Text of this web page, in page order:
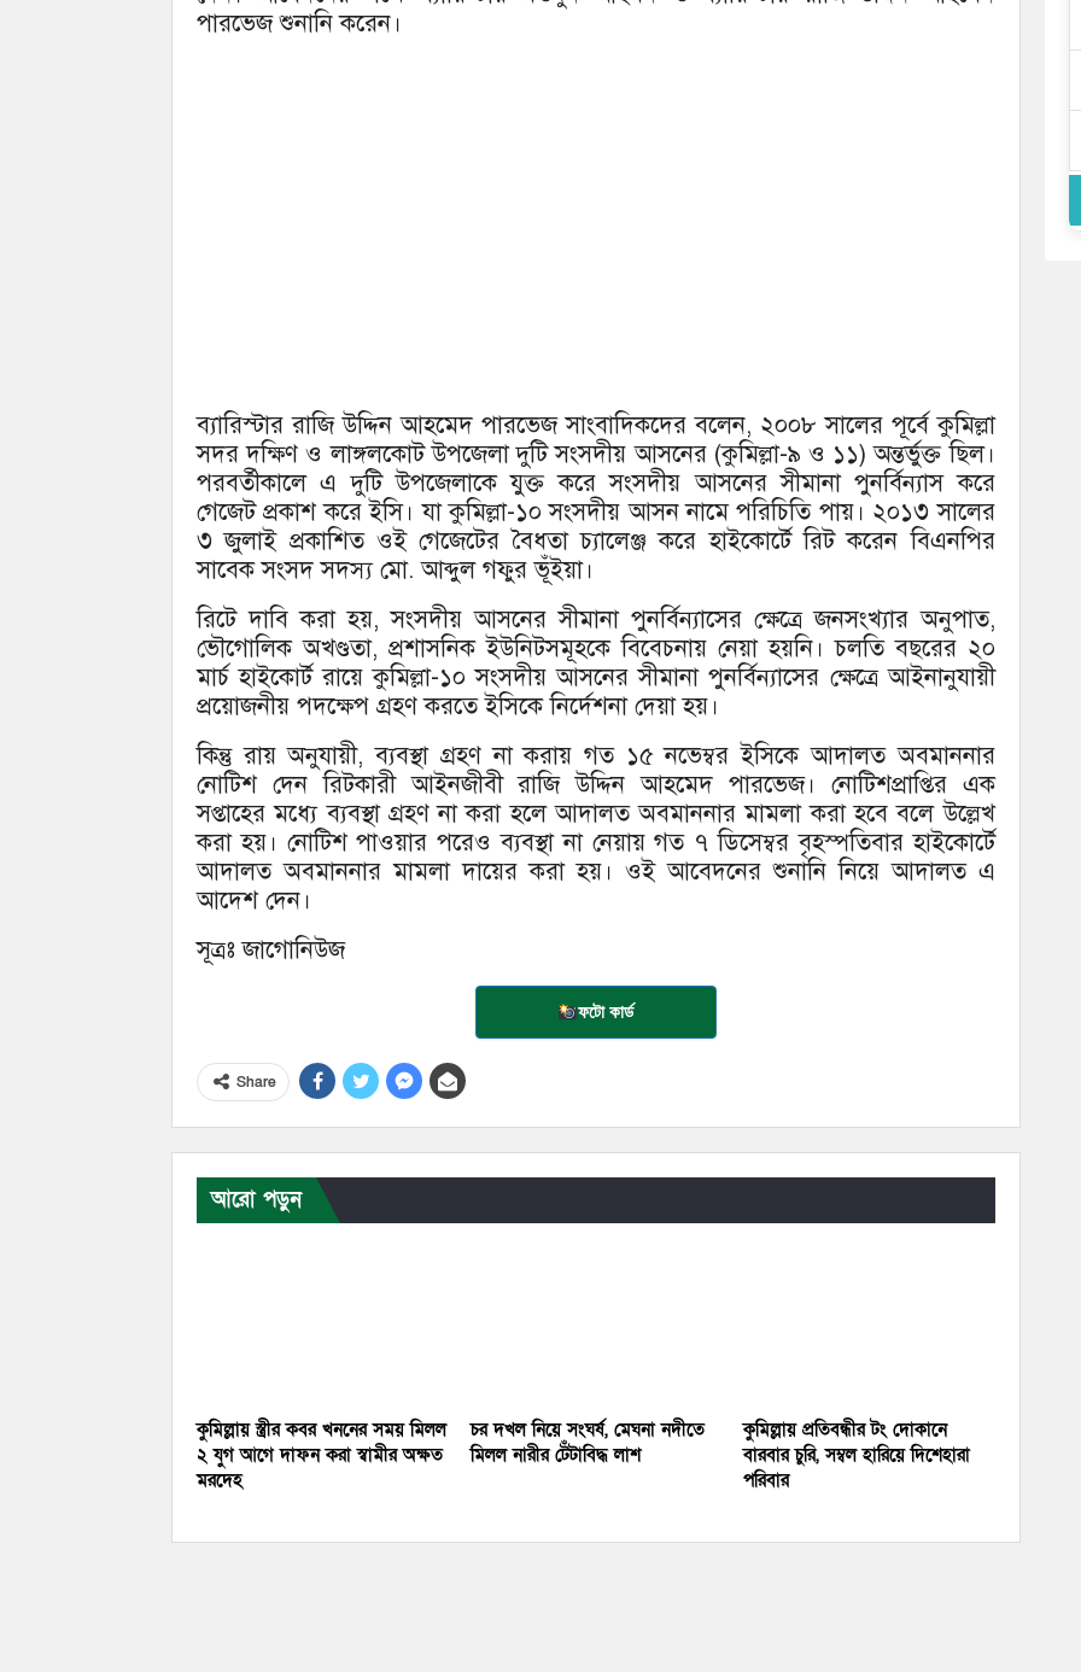
পারভেজ শুনানি করেন।
ব্যারিস্টার রাজি উদ্দিন আহমেদ পারভেজ সাংবাদিকদের বলেন, ২০০৮ সালের পূর্বে কুমিল্লা
সদর দক্ষিণ ও লাঙ্গলকোট উপজেলা দুটি সংসদীয় আসনের (কুমিল্লা-৯ ও ১১) অন্তর্ভুক্ত ছিল।
পরবর্তীকালে এ দুটি উপজেলাকে যুক্ত করে সংসদীয় আসনের সীমানা পুনর্বিন্যাস করে
গেজেট প্রকাশ করে ইসি। যা কুমিল্লা-১০ সংসদীয় আসন নামে পরিচিতি পায়। ২০১৩ সালের
৩ জুলাই প্রকাশিত ওই গেজেটের বৈধতা চ্যালেঞ্জ করে হাইকোর্টে রিট করেন বিএনপির
সাবেক সংসদ সদস্য মো. আব্দুল গফুর ভূঁইয়া।
রিটে দাবি করা হয়, সংসদীয় আসনের সীমানা পুনর্বিন্যাসের ক্ষেত্রে জনসংখ্যার অনুপাত,
ভৌগোলিক অখণ্ডতা, প্রশাসনিক ইউনিটসমূহকে বিবেচনায় নেয়া হয়নি। চলতি বছরের ২০
মার্চ হাইকোর্ট রায়ে কুমিল্লা-১০ সংসদীয় আসনের সীমানা পুনর্বিন্যাসের ক্ষেত্রে আইনানুযায়ী
প্রয়োজনীয় পদক্ষেপ গ্রহণ করতে ইসিকে নির্দেশনা দেয়া হয়।
কিন্তু রায় অনুযায়ী, ব্যবস্থা গ্রহণ না করায় গত ১৫ নভেম্বর ইসিকে আদালত অবমাননার
নোটিশ দেন রিটকারী আইনজীবী রাজি উদ্দিন আহমেদ পারভেজ। নোটিশপ্রাপ্তির এক
সপ্তাহের মধ্যে ব্যবস্থা গ্রহণ না করা হলে আদালত অবমাননার মামলা করা হবে বলে উল্লেখ
করা হয়। নোটিশ পাওয়ার পরেও ব্যবস্থা না নেয়ায় গত ৭ ডিসেম্বর বৃহস্পতিবার হাইকোর্টে
আদালত অবমাননার মামলা দায়ের করা হয়। ওই আবেদনের শুনানি নিয়ে আদালত এ
আদেশ দেন।
সূত্রঃ জাগোনিউজ
ফটো কার্ড
Share
আরো পড়ুন
কুমিল্লায় স্ত্রীর কবর খননের সময় মিলল
২ যুগ আগে দাফন করা স্বামীর অক্ষত
মরদেহ
চর দখল নিয়ে সংঘর্ষ, মেঘনা নদীতে
মিলল নারীর টেঁটাবিদ্ধ লাশ
কুমিল্লায় প্রতিবন্ধীর টং দোকানে
বারবার চুরি, সম্বল হারিয়ে দিশেহারা
পরিবার